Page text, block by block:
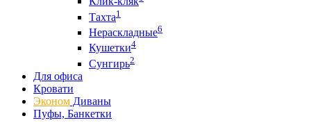
Тахта1
Нераскладные6
Кушетки4
Сунгирь2
Для офиса
Кровати
Эконом Диваны
Пуфы, Банкетки